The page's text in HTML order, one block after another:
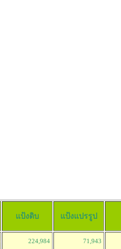
แป้งดิบ แป้งแปรรูป
224,984 71,943